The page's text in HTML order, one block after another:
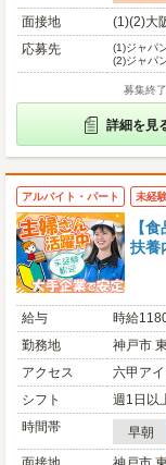
面接地
(1)(2)大
応募先
(1)ジャパ
(2)ジャパ
募集終
詳細を見
アルバイト・パート 未経
【
扶養
給与
時給
勤務地
神戸市
アクセス
六甲ア
シフト
週1日以
時間帯
早朝